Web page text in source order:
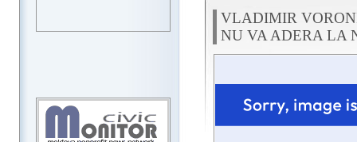
VLADIMIR
NU VA ADERA LA